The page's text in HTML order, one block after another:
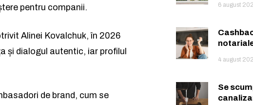
la lumea
a ideilor care inspiră.
pentru companii.
Alinei Kovalchuk, în 2026
și dialogul autentic, iar profilul
de brand, cum se
6 august
4 august
Se